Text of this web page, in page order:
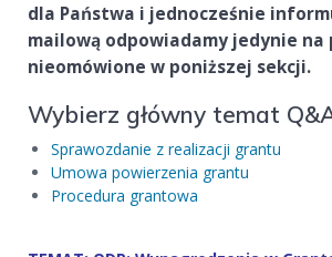
dla Państwa i jednocześnie
mailową odpowiadamy jedynie na
nieomówione w poniższej sekcji.
Wybierz główny temat
Sprawozdanie z realizacji grantu
Umowa powierzenia grantu
Procedura grantowa